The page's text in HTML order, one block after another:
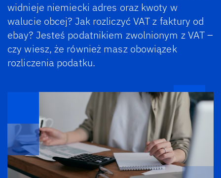
widnieje niemiecki adres oraz kwoty w
walucie obcej? Jak rozliczyć VAT z faktury od
ebay? Jesteś podatnikiem zwolnionym z VAT –
czy wiesz, że również masz obowiązek
rozliczenia podatku.